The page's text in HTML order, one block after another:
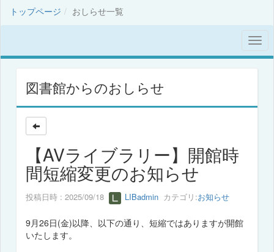
トップページ おしらせ一覧
図書館からのおしらせ
【AVライブラリー】開館時
間短縮変更のお知らせ
投稿日時 : 2025/09/18 LIBadmin カテゴリ:お知らせ
9月26日(金)以降、以下の通り、短縮ではありますが開館
いたします。